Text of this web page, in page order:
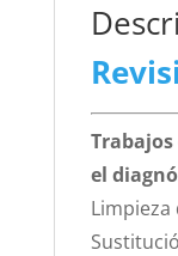
el
Limpieza